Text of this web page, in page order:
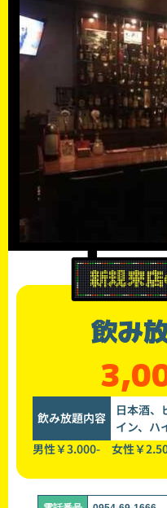
飲み
飲み放題内容
日本酒、
イン、ハ
男性￥3.000- 女性￥